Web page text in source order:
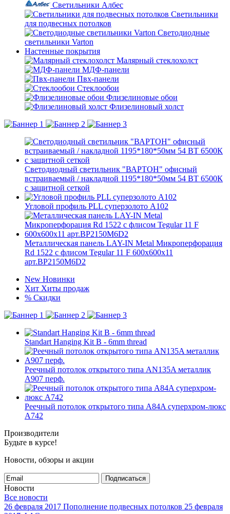
Светильники Албес
Светильники
для подвесных потолков
Светодиодные
светильники Varton
Настенные покрытия
Малярный стеклохолст
МДФ-панели
Пвх-панели
Стеклообои
Флизелиновые обои
Флизелиновый холст
Светодиодный светильник "ВАРТОН" офисный
встраиваемый / накладной 1195*180*50мм 54 ВТ 6500К
с защитной сеткой
Угловой профиль PLL суперзолото А102
Металлическая панель LAY-IN Metal Микроперфорация
Rd 1522 с флисом Tegular 11 F 600x600x11
арт.BP2150M6D2
New Новинки
Хит Хиты продаж
% Скидки
Standart Hanging Kit B - 6mm thread
Реечный потолок открытого типа AN135A металлик
A907 перф.
Реечный потолок открытого типа A84A суперхром-люкс
A742
Производители
Будьте в курсе!
Новости, обзоры и акции
Подписаться
Новости
Все новости
26 февраля 2017 Пополнение подвесных потолков 25 февраля